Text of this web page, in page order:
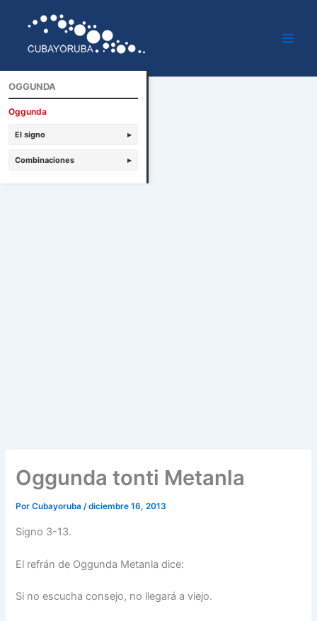
contenido
Oggunda tonti Metanla
PorCubayoruba/diciembre 16, 2013
Signo 3-13.
El refrán de Oggunda Metanla dice:
Si no escucha consejo, no llegará a viejo.
OGGUNDA
Oggunda
El signo ▸
Combinaciones ▸